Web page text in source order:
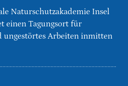
Naturschutzakademie Insel
einen Tagungsort für
ungestörtes Arbeiten inmitten